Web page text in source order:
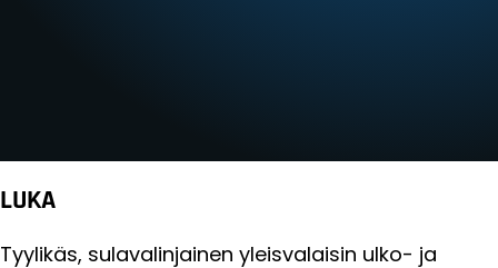
LUKA
Tyylikäs, sulavalinjainen yleisvalaisin ulko- ja